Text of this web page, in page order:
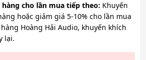
hàng cho lần mua tiếp theo: Khuyến
hoặc giảm giá 5-10% cho lần mua
Hoàng Hải Audio, khuyến khích
lại.